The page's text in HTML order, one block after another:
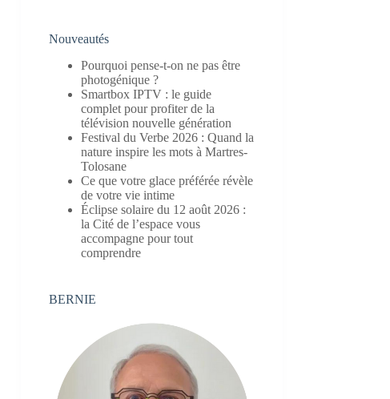
Nouveautés
Pourquoi pense-t-on ne pas être
photogénique ?
Smartbox IPTV : le guide
complet pour profiter de la
télévision nouvelle génération
Festival du Verbe 2026 : Quand la
nature inspire les mots à Martres-
Tolosane
Ce que votre glace préférée révèle
de votre vie intime
Éclipse solaire du 12 août 2026 :
la Cité de l’espace vous
accompagne pour tout
comprendre
BERNIE